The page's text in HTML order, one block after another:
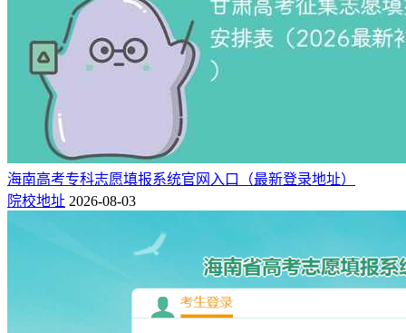
海南高考专科志愿填报系统官网入口（最新登录地址）
院校地址 2026-08-03